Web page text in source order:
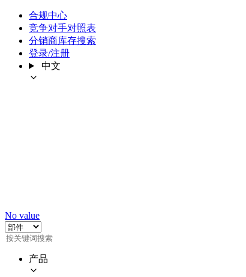
合规中心
竞争对手对照表
分销商库存搜索
登录/注册
中文
No value
产品